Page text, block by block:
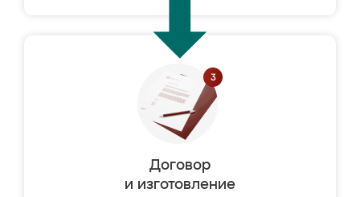
Договор
и изготовление